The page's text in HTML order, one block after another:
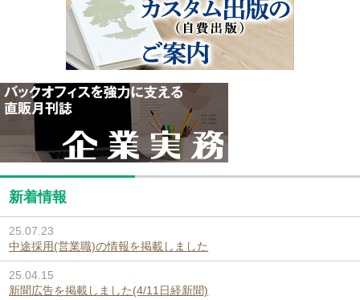
新着情報
25.07.23
中途採用(営業職)の情報を掲載しました
25.04.15
新聞広告を掲載しました(4/11日経新聞)